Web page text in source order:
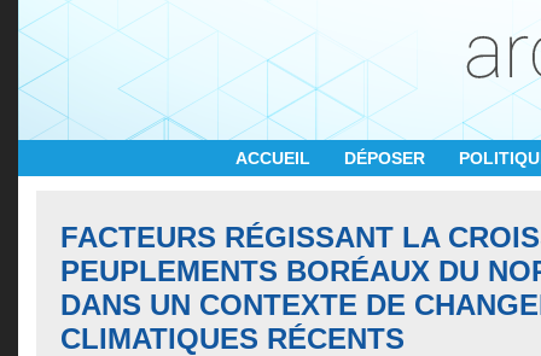
ACCUEIL DÉPOSER
FACTEURS RÉGISSANT LA
PEUPLEMENTS BORÉAUX DU
DANS UN CONTEXTE DE
CLIMATIQUES RÉCENTS